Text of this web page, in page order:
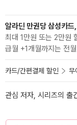
알라딘 만권당 삼성카
최대 1만원 또는 2만원
급월 +1개월까지는 전
카드/간편결제 할인 무
관심 저자, 시리즈의 출